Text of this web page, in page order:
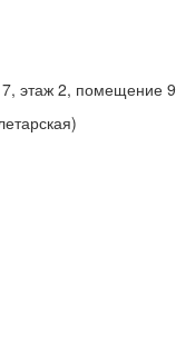
7, этаж 2, помещение 9